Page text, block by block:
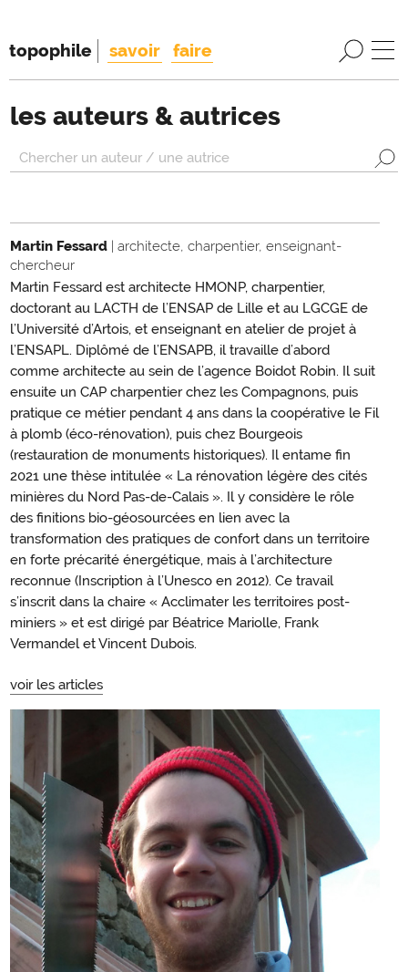
topophile savoir faire
les auteurs & autrices
Martin Fessard | architecte, charpentier, enseignant-
chercheur
Martin Fessard est architecte HMONP, charpentier,
doctorant au LACTH de l’ENSAP de Lille et au LGCGE de
l’Université d’Artois, et enseignant en atelier de projet à
l’ENSAPL. Diplômé de l’ENSAPB, il travaille d’abord
comme architecte au sein de l’agence Boidot Robin. Il suit
ensuite un CAP charpentier chez les Compagnons, puis
pratique ce métier pendant 4 ans dans la coopérative le Fil
à plomb (éco-rénovation), puis chez Bourgeois
(restauration de monuments historiques). Il entame fin
2021 une thèse intitulée « La rénovation légère des cités
minières du Nord Pas-de-Calais ». Il y considère le rôle
des finitions bio-géosourcées en lien avec la
transformation des pratiques de confort dans un territoire
en forte précarité énergétique, mais à l’architecture
reconnue (Inscription à l’Unesco en 2012). Ce travail
s’inscrit dans la chaire « Acclimater les territoires post-
miniers » et est dirigé par Béatrice Mariolle, Frank
Vermandel et Vincent Dubois.
voir les articles